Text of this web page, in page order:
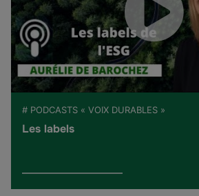
# PODCASTS « VOIX DURABLES »
Les labels